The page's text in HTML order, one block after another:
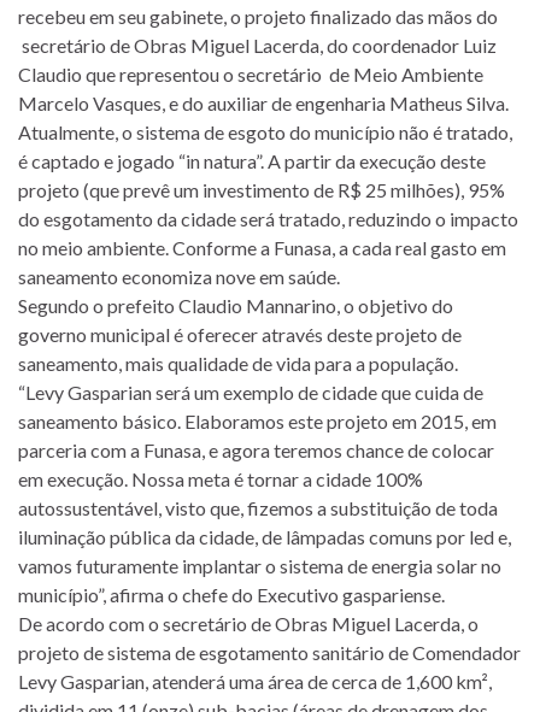
recebeu em seu gabinete, o projeto finalizado das mãos do
secretário de Obras Miguel Lacerda, do coordenador Luiz
Claudio que representou o secretário de Meio Ambiente
Marcelo Vasques, e do auxiliar de engenharia Matheus Silva.
Atualmente, o sistema de esgoto do município não é tratado,
é captado e jogado “in natura”. A partir da execução deste
projeto (que prevê um investimento de R$ 25 milhões), 95%
do esgotamento da cidade será tratado, reduzindo o impacto
no meio ambiente. Conforme a Funasa, a cada real gasto em
saneamento economiza nove em saúde.
Segundo o prefeito Claudio Mannarino, o objetivo do
governo municipal é oferecer através deste projeto de
saneamento, mais qualidade de vida para a população.
“Levy Gasparian será um exemplo de cidade que cuida de
saneamento básico. Elaboramos este projeto em 2015, em
parceria com a Funasa, e agora teremos chance de colocar
em execução. Nossa meta é tornar a cidade 100%
autossustentável, visto que, fizemos a substituição de toda
iluminação pública da cidade, de lâmpadas comuns por led e,
vamos futuramente implantar o sistema de energia solar no
município”, afirma o chefe do Executivo gaspariense.
De acordo com o secretário de Obras Miguel Lacerda, o
projeto de sistema de esgotamento sanitário de Comendador
Levy Gasparian, atenderá uma área de cerca de 1,600 km²,